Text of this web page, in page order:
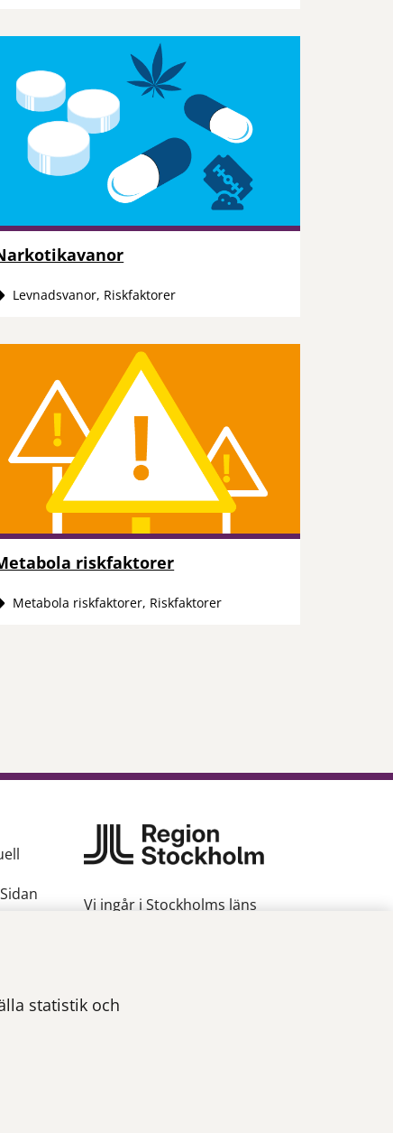
statistik och
Levnadsvanor, Riskfaktorer
riskfaktorer
Metabola riskfaktorer, Riskfaktorer
Vi ingår i Stockholms läns
Om webbplatsen